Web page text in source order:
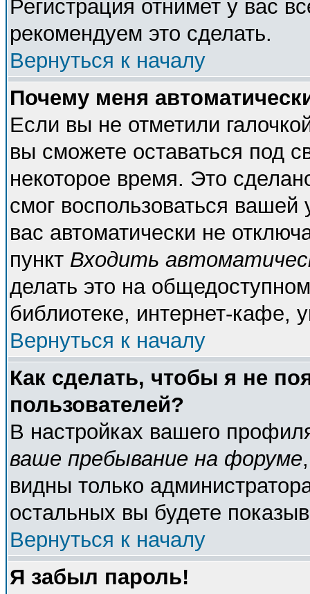
Регистрация отнимет у вас
рекомендуем это сделать.
Вернуться к началу
Почему меня
Если вы не отметили
вы сможете оставаться под
некоторое время. Это
смог воспользоваться
вас автоматически не
пункт Входить
делать это на
библиотеке, интернет-кафе,
Вернуться к началу
Как сделать, чтобы я не
пользователей?
В настройках вашего
ваше пребывание на форуме
видны только
остальных вы будете
Вернуться к началу
Я забыл пароль!